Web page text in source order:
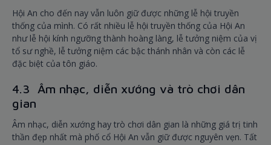
Hội An cho đến nay vẫn luôn giữ được những lễ hội truyền
thống của mình. Có rất nhiều lễ hội truyền thống của Hội An
như lễ hội kính ngưỡng thành hoàng làng, lễ tưởng niệm của vị
tổ sư nghề, lễ tưởng niệm các bậc thánh nhân và còn các lễ
đặc biệt của tôn giáo.
4.3 Âm nhạc, diễn xướng và trò chơi dân
gian
Âm nhạc, diễn xướng hay trò chơi dân gian là những giá trị tinh
thần đẹp nhất mà phố cổ Hội An vẫn giữ được nguyên vẹn. Tất